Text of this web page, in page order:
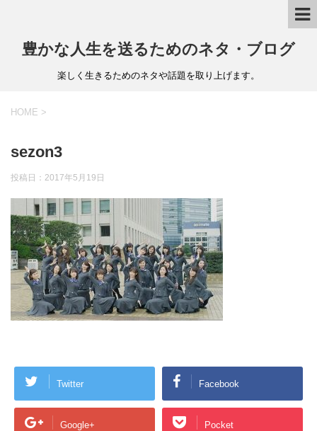
豊かな人生を送るためのネタ・ブログ
楽しく生きるためのネタや話題を取り上げます。
HOME >
sezon3
投稿日： 2017年5月19日
Twitter Facebook
Google+ Pocket